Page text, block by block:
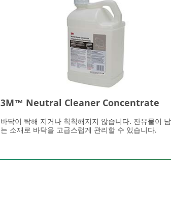
3M™ Neutral Cleaner Concentrate
바닥이 탁해 지거나 칙칙해지지 않습니다. 잔유물이
는 소재로 바닥을 고급스럽게 관리할 수 있습니다.